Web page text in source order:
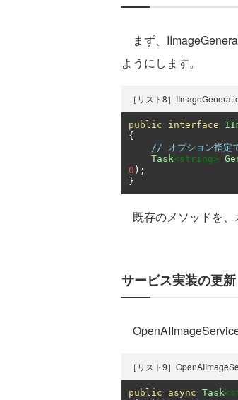
まず、
ようにします。
［リスト8］
public interface
{
// オプション指定
Task<string>
0 );
}
既存のメソッドを、
サービス実装の更新
［リスト9］
public async Task